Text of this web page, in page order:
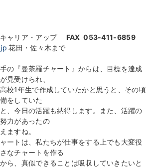
ャリア・アップ FAX 053-411-6859
花田・佐々木まで
の『曼荼羅チャート』からは、目標を達成
見受けられ、
で作成していたかと思うと、その頃
をしていた
活躍も納得します。また、活躍の
力があったの
ね。
私たちが仕事をする上でも大変役
なチャートを作る
できることは吸収していきたいと